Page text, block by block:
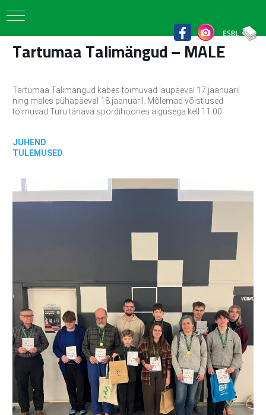
Tartumaa Talimängud – MALE
Tartumaa Talimängud kabes toimuvad laupäeval 17.jaanuaril
ning males pühapäeval 18.jaanuaril. Mõlemad võistlused
toimuvad Turu tänava spordihoones algusega kell 11.00.
JUHEND
TULEMUSED